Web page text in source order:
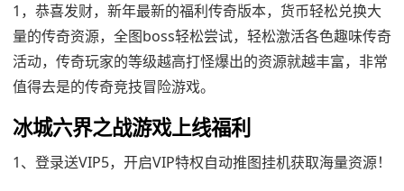
1，恭喜发财，新年最新的福利传奇版本，货币轻松兑换大
量的传奇资源，全图boss轻松尝试，轻松激活各色趣味传奇
活动，传奇玩家的等级越高打怪爆出的资源就越丰富，非常
值得去是的传奇竞技冒险游戏。
冰城六界之战游戏上线福利
1、登录送VIP5，开启VIP特权自动推图挂机获取海量资源！